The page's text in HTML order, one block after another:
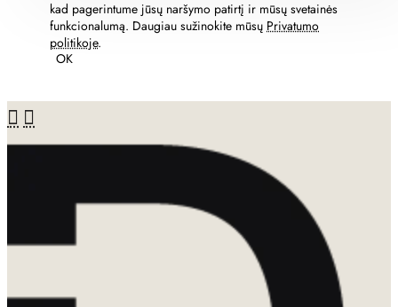
kad pagerintume jūsų naršymo patirtį ir mūsų svetainės
funkcionalumą. Daugiau sužinokite mūsų Privatumo
politikoje.
OK